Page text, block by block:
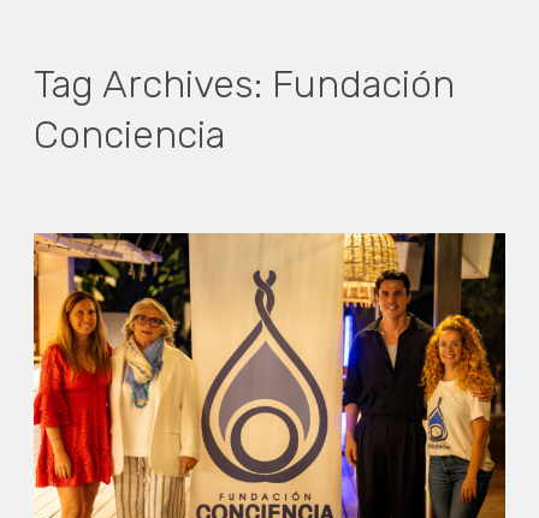
Tag Archives: Fundación
Conciencia